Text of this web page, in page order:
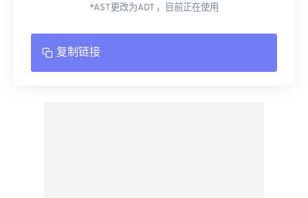
*AST更改为ADT ，目前正在使用
复制链接